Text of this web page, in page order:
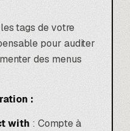
tags de votre
pour auditer
des menus
:
with : Compte à